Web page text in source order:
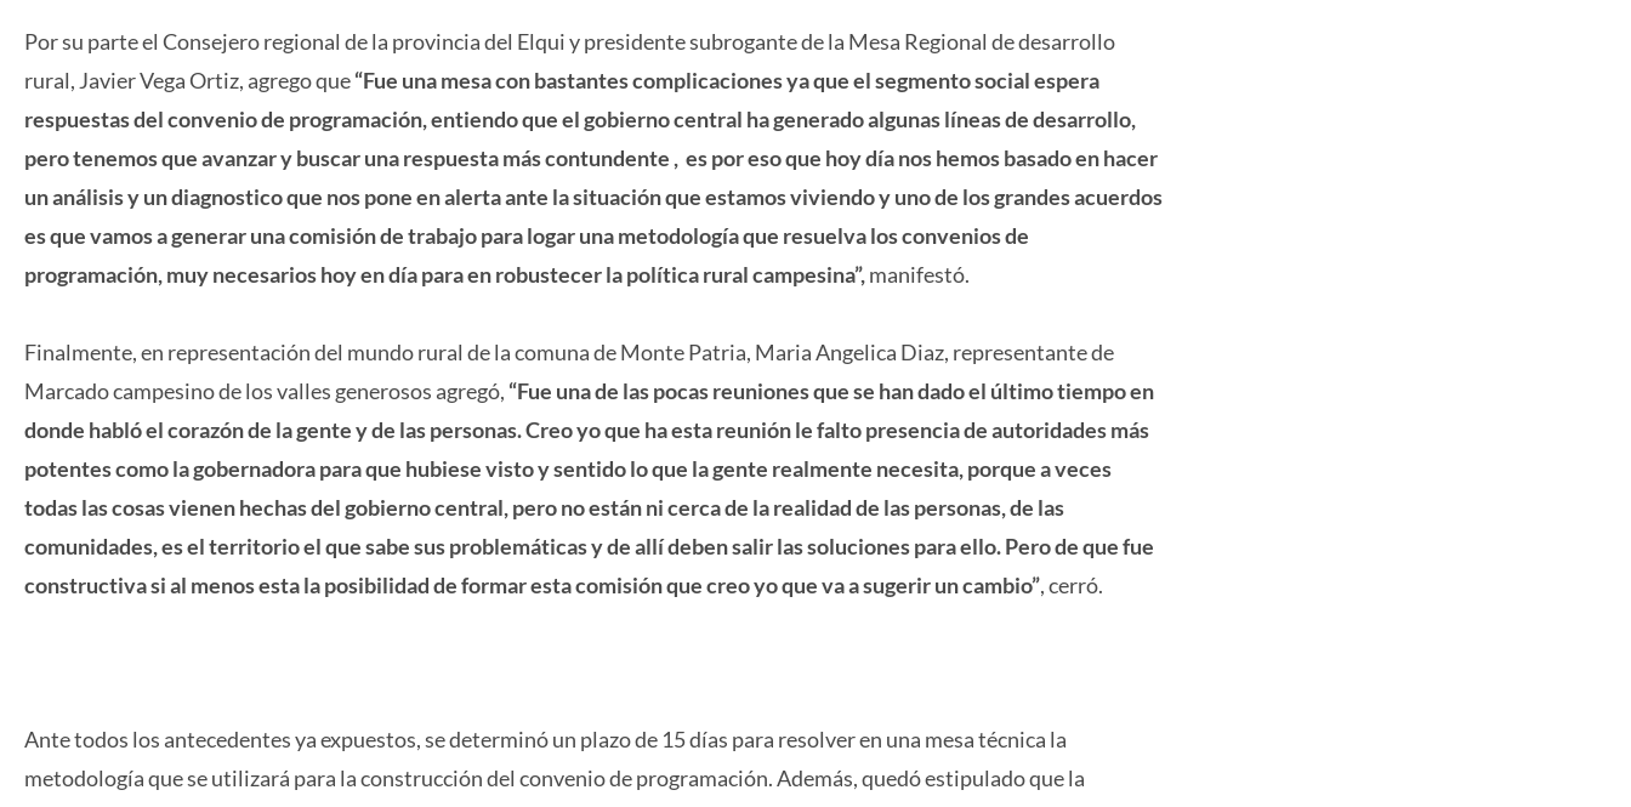
Por su parte el Consejero regional de la provincia del Elqui y presidente subrogante de la Mesa Regional de desarrollo
rural, Javier Vega Ortiz, agrego que“Fue una mesa con bastantes complicaciones ya que el segmento social espera
respuestas del convenio de programación, entiendo que el gobierno central ha generado algunas líneas de desarrollo,
pero tenemos que avanzar y buscar una respuesta más contundente , es por eso que hoy día nos hemos basado en hacer
un análisis y un diagnostico que nos pone en alerta ante la situación que estamos viviendo y uno de los grandes acuerdos
es que vamos a generar una comisión de trabajo para logar una metodología que resuelva los convenios de
programación, muy necesarios hoy en día para en robustecer la política rural campesina”,manifestó.
Finalmente, en representación del mundo rural de la comuna de Monte Patria, Maria Angelica Diaz, representante de
Marcado campesino de los valles generosos agregó, “Fue una de las pocas reuniones que se han dado el último tiempo en
donde habló el corazón de la gente y de las personas. Creo yo que ha esta reunión le falto presencia de autoridades más
potentes como la gobernadora para que hubiese visto y sentido lo que la gente realmente necesita, porque a veces
todas las cosas vienen hechas del gobierno central, pero no están ni cerca de la realidad de las personas, de las
comunidades, es el territorio el que sabe sus problemáticas y de allí deben salir las soluciones para ello. Pero de que fue
constructiva si al menos esta la posibilidad de formar esta comisión que creo yo que va a sugerir un cambio”, cerró.
Ante todos los antecedentes ya expuestos, se determinó un plazo de 15 días para resolver en una mesa técnica la
metodología que se utilizará para la construcción del convenio de programación. Además, quedó estipulado que la